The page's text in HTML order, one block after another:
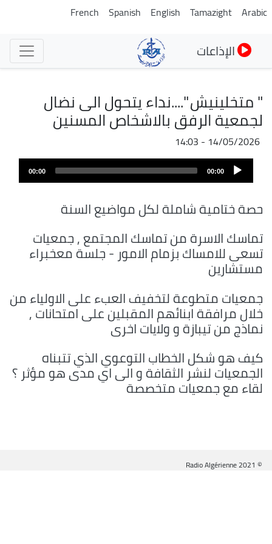
تجاوز
Arabic
Tamazight
English
Spanish
French
الإذاعات
" متخلينيش "....نداء يتحول الى نضال
لجمعية الرفق بالاشخاص المسنين
14/05/2026 - 14:03
ملف
الصوت
Audio
Player
00:00
00:00
حصة ختامية شاملة لكل مواضيع السنة
تماسك الاسرة من تماسك المجتمع , جمعيات
تسعى للامساك بزمام الامور - جلسة معخبراء
مستشارين
جمعيات متطوعة لتخفيف العبء على الاولياء من
خلال مرافقة ابنائهم المقبلين على امتحانات ,
نماذج من تيبازة و ولايات اخرى
كيف هو شكل الخطاب التوعوي الذي تتبناه
الجمعيات لنشر الثقافة و الى اي مدى هو مؤثر ؟
لقاء مع جمعيات متخصصة
© Radio Algérienne 2021